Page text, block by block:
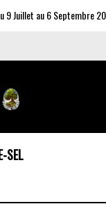
9 Juillet au 6 Septembre
SEL